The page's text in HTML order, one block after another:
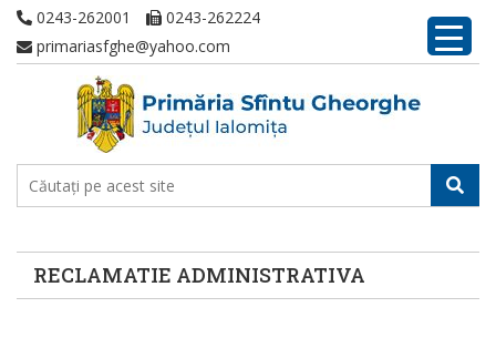
0243-262001
0243-262224
primariasfghe@yahoo.com
RECLAMATIE ADMINISTRATIVA